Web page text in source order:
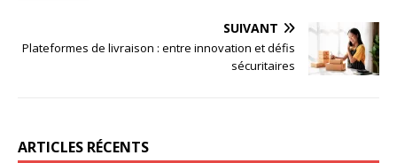
SUIVANT
Plateformes de livraison : entre innovation et défis
sécuritaires
ARTICLES RÉCENTS